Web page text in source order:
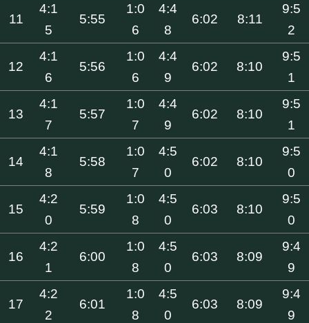
11
4:1
5
5:55
1:0
6
4:4
8
6:02 8:11
9:5
2
12
4:1
6
5:56
1:0
6
4:4
9
6:02 8:10
9:5
1
13
4:1
7
5:57
1:0
7
4:4
9
6:02 8:10
9:5
1
14
4:1
8
5:58
1:0
7
4:5
0
6:02 8:10
9:5
0
15
4:2
0
5:59
1:0
8
4:5
0
6:03 8:10
9:5
0
16
4:2
1
6:00
1:0
8
4:5
0
6:03 8:09
9:4
9
17
4:2
2
6:01
1:0
8
4:5
0
6:03 8:09
9:4
9